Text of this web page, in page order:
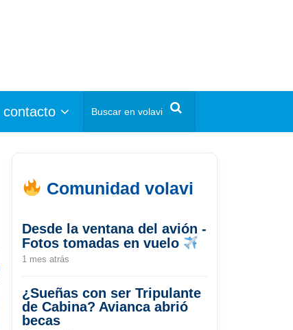
contacto
Comunidad volavi
Desde la ventana del avión -
Fotos tomadas en vuelo
1 mes atrás
¿Sueñas con ser Tripulante
de Cabina? Avianca abrió
becas